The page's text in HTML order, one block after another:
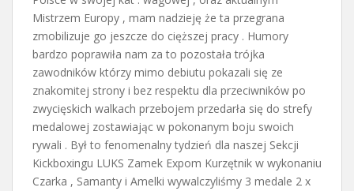
Mistrzem Europy , mam nadzieję że ta przegrana
zmobilizuje go jeszcze do cięższej pracy . Humory
bardzo poprawiła nam za to pozostała trójka
zawodników którzy mimo debiutu pokazali się ze
znakomitej strony i bez respektu dla przeciwników po
zwycięskich walkach przebojem przedarła się do strefy
medalowej zostawiając w pokonanym boju swoich
rywali . Był to fenomenalny tydzień dla naszej Sekcji
Kickboxingu LUKS Zamek Expom Kurzętnik w wykonaniu
Czarka , Samanty i Amelki wywalczyliśmy 3 medale 2 x